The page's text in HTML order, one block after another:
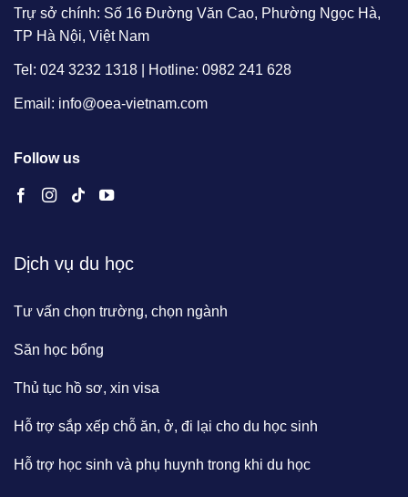
Trự sở chính: Số 16 Đường Văn Cao, Phường Ngọc Hà,
TP Hà Nội, Việt Nam
Tel: 024 3232 1318 | Hotline: 0982 241 628
Email: info@oea-vietnam.com
Follow us
Dịch vụ du học
Tư vấn chọn trường, chọn ngành
Săn học bổng
Thủ tục hồ sơ, xin visa
Hỗ trợ sắp xếp chỗ ăn, ở, đi lại cho du học sinh
Hỗ trợ học sinh và phụ huynh trong khi du học